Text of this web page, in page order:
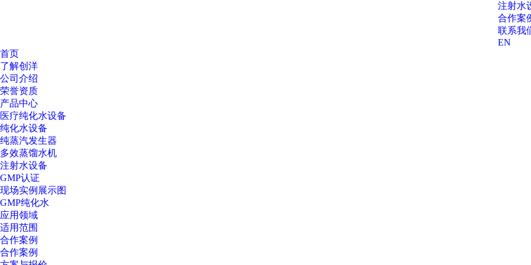
注射水
合作案
联系我
EN
首页
了解创洋
公司介绍
荣誉资质
产品中心
医疗纯化水设备
纯化水设备
纯蒸汽发生器
多效蒸馏水机
注射水设备
GMP认证
现场实例展示图
GMP纯化水
应用领域
适用范围
合作案例
合作案例